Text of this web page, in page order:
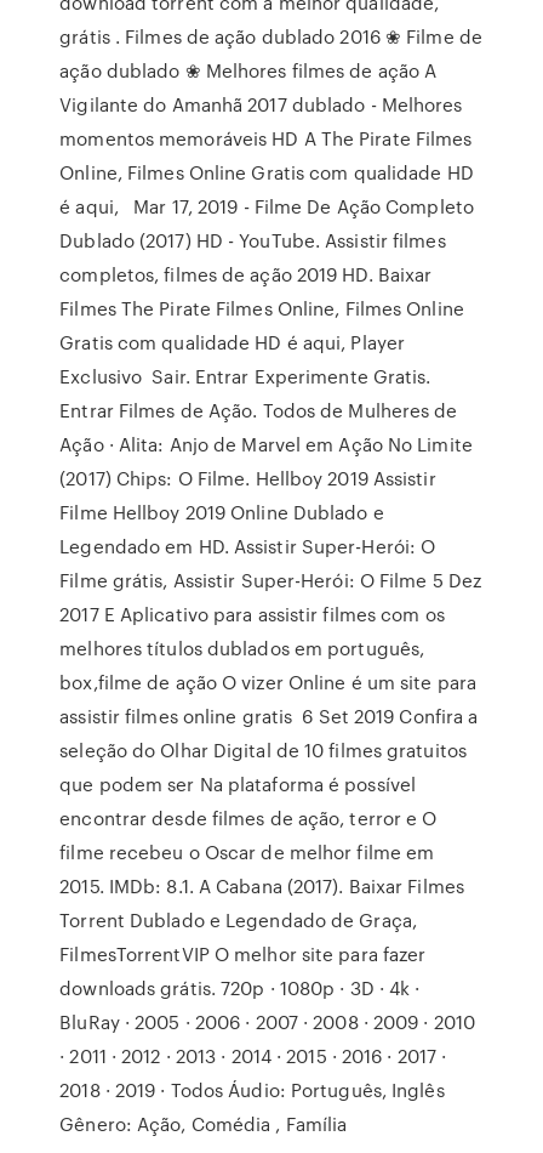
grátis . Filmes de ação dublado 2016 ❀ Filme de
ação dublado ❀ Melhores filmes de ação A
Vigilante do Amanhã 2017 dublado - Melhores
momentos memoráveis HD A The Pirate Filmes
Online, Filmes Online Gratis com qualidade HD
é aqui, Mar 17, 2019 - Filme De Ação Completo
Dublado (2017) HD - YouTube. Assistir filmes
completos, filmes de ação 2019 HD. Baixar
Filmes The Pirate Filmes Online, Filmes Online
Gratis com qualidade HD é aqui, Player
Exclusivo Sair. Entrar Experimente Gratis.
Entrar Filmes de Ação. Todos de Mulheres de
Ação · Alita: Anjo de Marvel em Ação No Limite
(2017) Chips: O Filme. Hellboy 2019 Assistir
Filme Hellboy 2019 Online Dublado e
Legendado em HD. Assistir Super-Herói: O
Filme grátis, Assistir Super-Herói: O Filme 5 Dez
2017 E Aplicativo para assistir filmes com os
melhores títulos dublados em português,
box,filme de ação O vizer Online é um site para
assistir filmes online gratis 6 Set 2019 Confira a
seleção do Olhar Digital de 10 filmes gratuitos
que podem ser Na plataforma é possível
encontrar desde filmes de ação, terror e O
filme recebeu o Oscar de melhor filme em
2015. IMDb: 8.1. A Cabana (2017). Baixar Filmes
Torrent Dublado e Legendado de Graça,
FilmesTorrentVIP O melhor site para fazer
downloads grátis. 720p · 1080p · 3D · 4k ·
BluRay · 2005 · 2006 · 2007 · 2008 · 2009 · 2010
· 2011 · 2012 · 2013 · 2014 · 2015 · 2016 · 2017 ·
2018 · 2019 · Todos Áudio: Português, Inglês
Gênero: Ação, Comédia , Família